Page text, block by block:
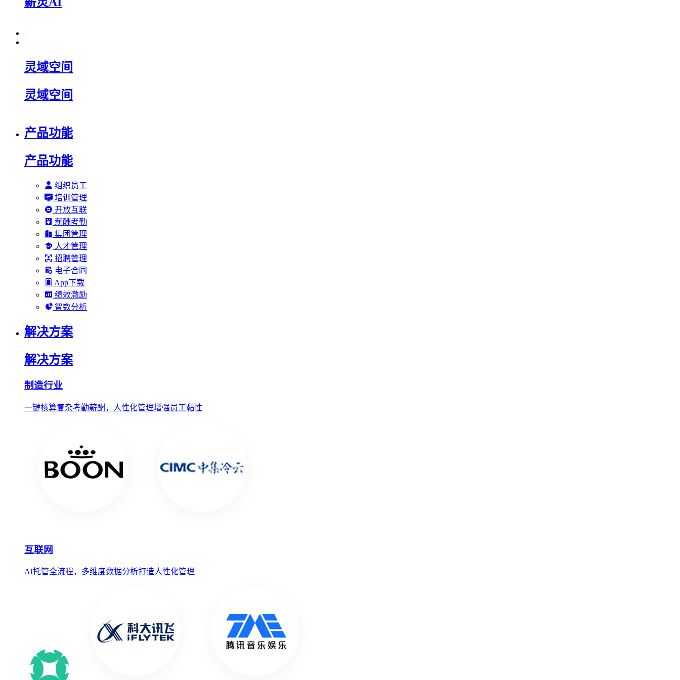
|
灵域空间
灵域空间
产品功能
产品功能
组织员工
培训管理
开放互联
薪酬考勤
集团管理
人才管理
招聘管理
电子合同
App下载
绩效激励
智数分析
解决方案
解决方案
制造行业
一键核算复杂考勤薪酬，人性化管理增强员工黏性
互联网
AI托管全流程，多维度数据分析打造人性化管理